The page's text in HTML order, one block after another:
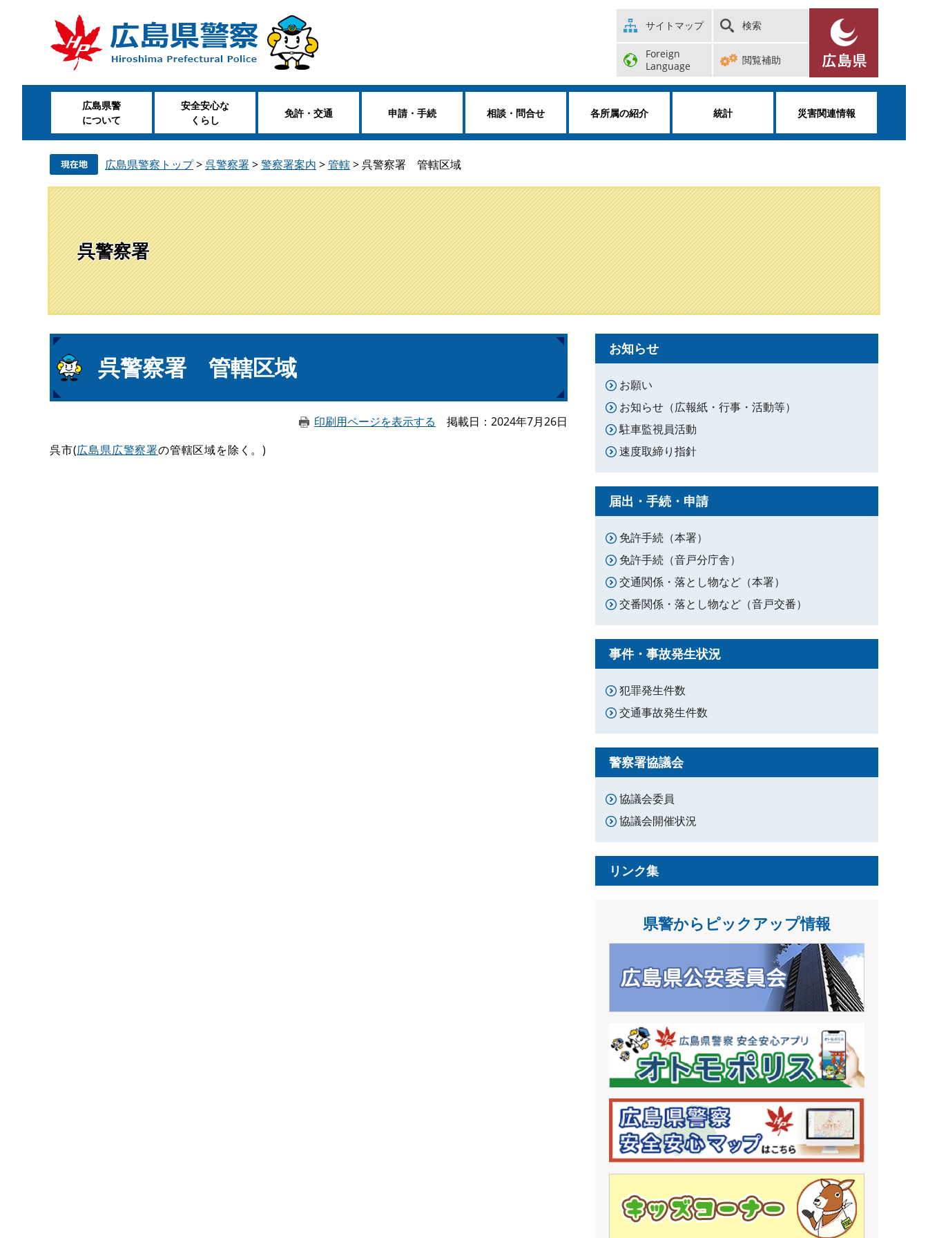
。
て
サイトマップ 検索
Foreign
Language
閲覧補助
広島県警
について
安全安心な
くらし
免許・交通 申請・手続 相談・問合せ 各所属の紹介 統計 災害関連情報
広島県警察トップ>呉警察署>警察署案内 >管轄>呉警察署 管轄区域
呉警察署
文
呉警察署 管轄区域
印刷用ページを表示する 掲載日
2024年7月26日
呉市(広島県広警察署の管轄区域を除く。)
お知らせ
お願い
お知らせ（広報紙・行事・活動等）
駐車監視員活動
速度取締り指針
届出・手続・申請
免許手続（本署）
免許手続（音戸分庁舎）
交通関係・落とし物など（本署）
交番関係・落とし物など（音戸交番）
事件・事故発生状況
犯罪発生件数
交通事故発生件数
警察署協議会
協議会委員
協議会開催状況
リンク集
県警からピックアップ情報